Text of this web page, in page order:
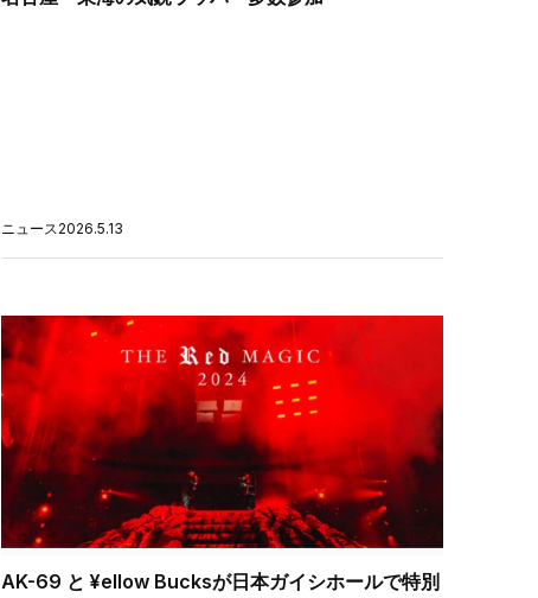
ニュース2026.5.13
AK-69 と ¥ellow Bucksが日本ガイシホールで特別